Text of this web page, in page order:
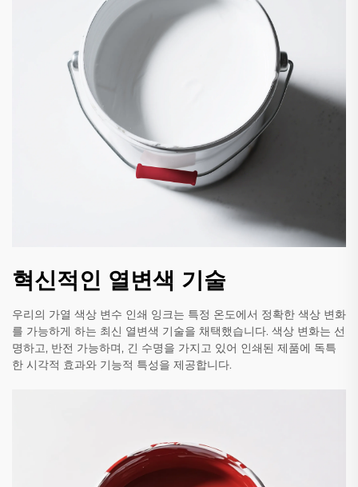
혁신적인 열변색 기술
우리의 가열 색상 변수 인쇄 잉크는 특정 온도에서 정확한 색상 변화
를 가능하게 하는 최신 열변색 기술을 채택했습니다. 색상 변화는 선
명하고, 반전 가능하며, 긴 수명을 가지고 있어 인쇄된 제품에 독특
한 시각적 효과와 기능적 특성을 제공합니다.